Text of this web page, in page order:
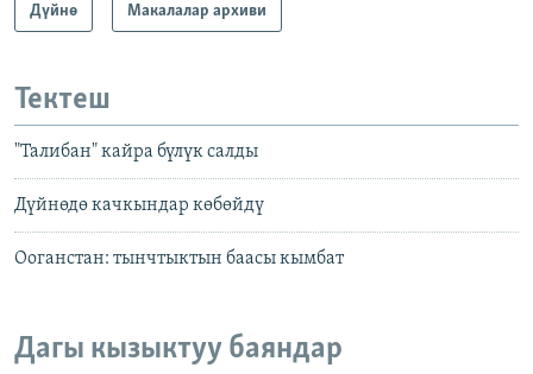
Дүйнө Макалалар архиви
Тектеш
"Талибан" кайра бүлүк салды
Дүйнөдө качкындар көбөйдү
Ооганстан: тынчтыктын баасы кымбат
Дагы кызыктуу баяндар